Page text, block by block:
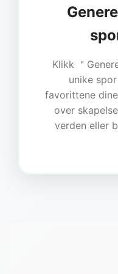
Klikk ＂
unike
favorittene
over
verden eller